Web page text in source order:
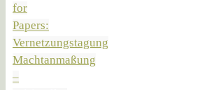
for
Papers:
Vernetzungstagung
Machtanmaßung
–